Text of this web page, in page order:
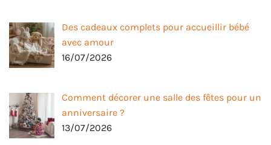
Des cadeaux complets pour accueillir bébé
avec amour
16/07/2026
Comment décorer une salle des fêtes pour un
anniversaire ?
13/07/2026